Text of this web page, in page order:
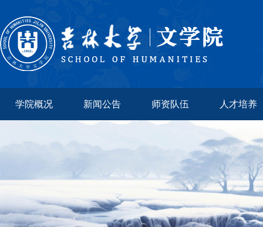
学院概况 新闻公告 师资队伍 人才培养